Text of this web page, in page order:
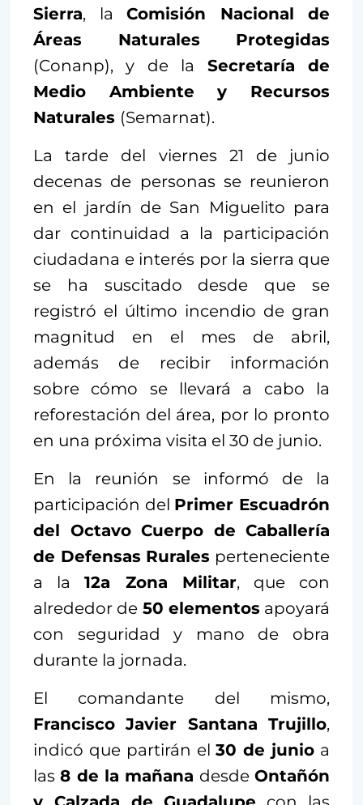
Sierra, la Comisión Nacional de
Áreas Naturales Protegidas
(Conanp), y de la Secretaría de
Medio Ambiente y Recursos
Naturales (Semarnat).
La tarde del viernes 21 de junio
decenas de personas se reunieron
en el jardín de San Miguelito para
dar continuidad a la participación
ciudadana e interés por la sierra que
se ha suscitado desde que se
registró el último incendio de gran
magnitud en el mes de abril,
además de recibir información
sobre cómo se llevará a cabo la
reforestación del área, por lo pronto
en una próxima visita el 30 de junio.
En la reunión se informó de la
participación del Primer Escuadrón
del Octavo Cuerpo de Caballería
de Defensas Rurales perteneciente
a la12a Zona Militar, que con
alrededor de 50 elementos apoyará
con seguridad y mano de obra
durante la jornada.
El comandante del mismo,
Francisco Javier Santana Trujillo,
indicó que partirán el30 de junio a
las8 de la mañana desdeOntañón